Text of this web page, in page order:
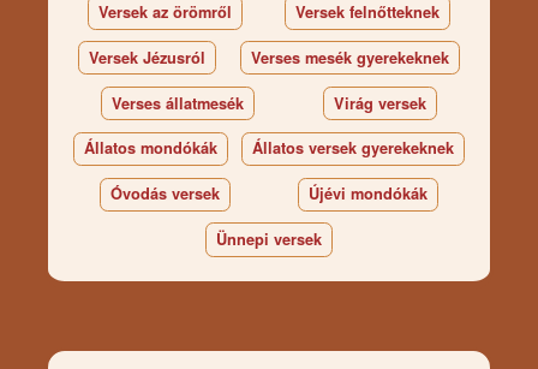
Versek az örömről Versek felnőtteknek
Versek Jézusról Verses mesék gyerekeknek
Verses állatmesék Virág versek
Állatos mondókák Állatos versek gyerekeknek
Óvodás versek Újévi mondókák
Ünnepi versek